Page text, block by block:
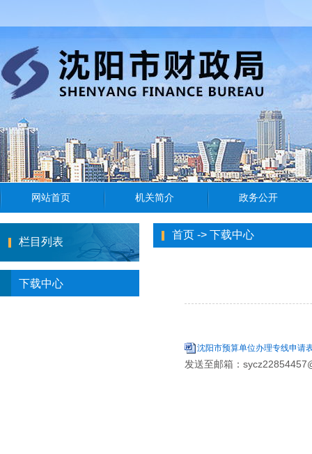
栏目列表
下载中心
首页 -> 下载中心
沈阳市预算单位办理专线申请
发送至邮箱：